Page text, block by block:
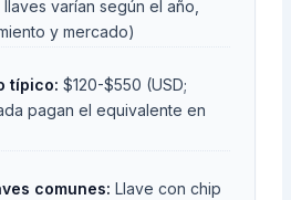
varían según el año,
y mercado)
típico: $120-$550 (USD;
pagan el equivalente en
comunes: Llave con chip